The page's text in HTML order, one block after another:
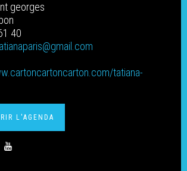
georges
40
tatiana-
L'AGENDA